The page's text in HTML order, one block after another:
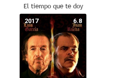
El tiempo que te doy
6.8
2017